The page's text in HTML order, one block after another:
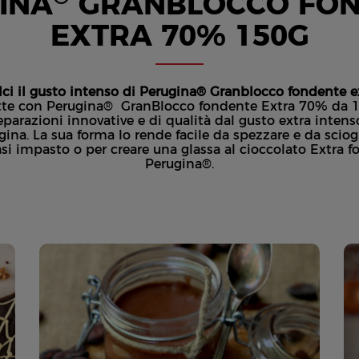
EXTRA 70% 150G
il gusto intenso di Perugina® Granblocco fondente
con Perugina® GranBlocco fondente Extra 70% da
innovative e di qualità dal gusto extra
La sua forma lo rende facile da spezzare e da
impasto o per creare una glassa al cioccolato Extra
Perugina®.